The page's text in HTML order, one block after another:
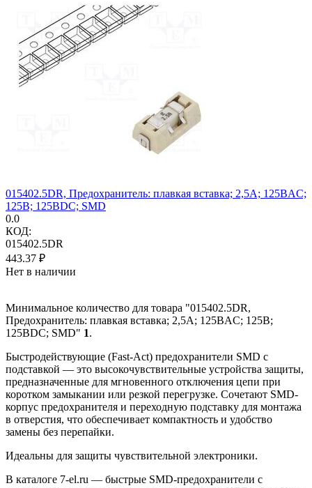
015402.5DR, Предохранитель: плавкая вставка; 2,5А; 125ВAC;
125В; 125ВDC; SMD
0.0
КОД:
015402.5DR
443.37 ₽
Нет в наличии
Минимальное количество для товара "015402.5DR,
Предохранитель: плавкая вставка; 2,5А; 125ВAC; 125В;
125ВDC; SMD" 1.
Быстродействующие (Fast-Act) предохранители SMD с
подставкой — это высокочувствительные устройства защиты,
предназначенные для мгновенного отключения цепи при
коротком замыкании или резкой перегрузке. Сочетают SMD-
корпус предохранителя и переходную подставку для монтажа
в отверстия, что обеспечивает компактность и удобство
замены без перепайки.
Идеальны для защиты чувствительной электроники.
В каталоге 7-el.ru — быстрые SMD-предохранители с